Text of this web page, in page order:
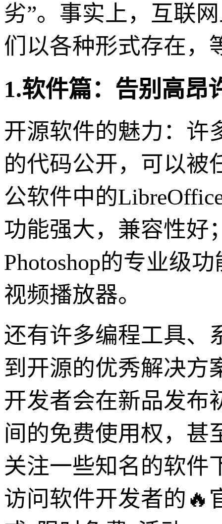
劣”。事实上，互联
们以各种形式存在，
1.软件篇：告别高昂
开源软件的魅力：许
的代码公开，可以被
公软件中的
功能强大，兼容性好
Photoshop的专业级
视频播放器。
还有许多编程工具、
到开源的优秀解决方
开发者会在新品发布
间的免费使用权，甚
关注一些知名的软件
访问软件开发者的🔥